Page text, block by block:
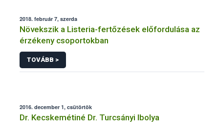
2018. február 7, szerda
Növekszik a Listeria-fertőzések előfordulása az
érzékeny csoportokban
TOVÁBB >
2016. december 1, csütörtök
Dr. Kecskemétiné Dr. Turcsányi Ibolya